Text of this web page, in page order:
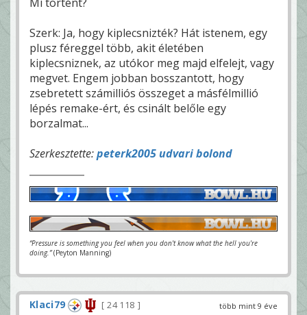
Szerk: Ja, hogy kiplecsnizték? Hát istenem, egy
plusz féreggel több, akit életében
kiplecsniznek, az utókor meg majd elfelejt, vagy
megvet. Engem jobban bosszantott, hogy
zsebretett számilliós összeget a másfélmillió
lépés remake-ért, és csinált belőle egy
borzalmat...
Szerkesztette:peterk2005 udvari bolond
“Pressure is something you feel when you don't know what the hell you're
doing.”(Peyton Manning)
több mint 9 éve
Klaci79
24 118